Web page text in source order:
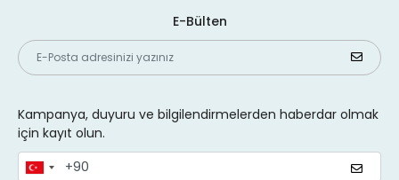
E-Bülten
Kampanya, duyuru ve bilgilendirmelerden haberdar olmak
için kayıt olun.